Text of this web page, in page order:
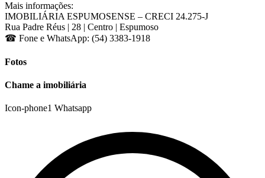
Mais informações:
IMOBILIÁRIA ESPUMOSENSE – CRECI 24.275-J
Rua Padre Réus | 28 | Centro | Espumoso
☎ Fone e WhatsApp: (54) 3383-1918
Fotos
Chame a imobiliária
Icon-phone1 Whatsapp